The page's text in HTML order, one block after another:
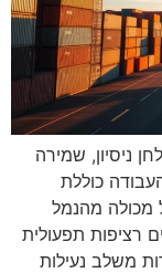
ניסיון, שמירה
כוללת
מכולה מהנמל
רציפות תפעולית
משלב נעילות